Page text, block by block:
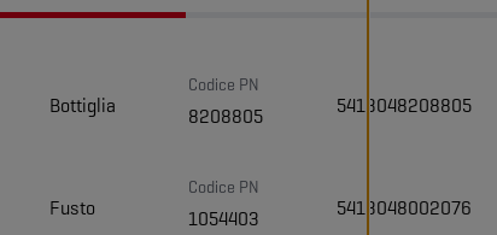
Bottiglia
Codice PN
8208805 5413048208805
Fusto
Codice PN
1054403 5413048002076